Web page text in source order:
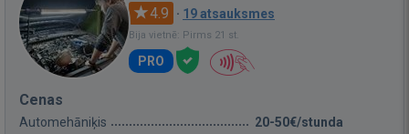
4.9 · 19 atsauksmes
Bija vietnē: Pirms 21 st.
PRO
Cenas
Automehāniķis 20-50€/stunda